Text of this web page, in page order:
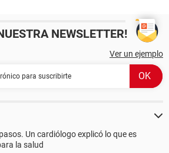
NEWSLETTER!
Ver un ejemplo
Un cardiólogo explicó lo que es
la salud